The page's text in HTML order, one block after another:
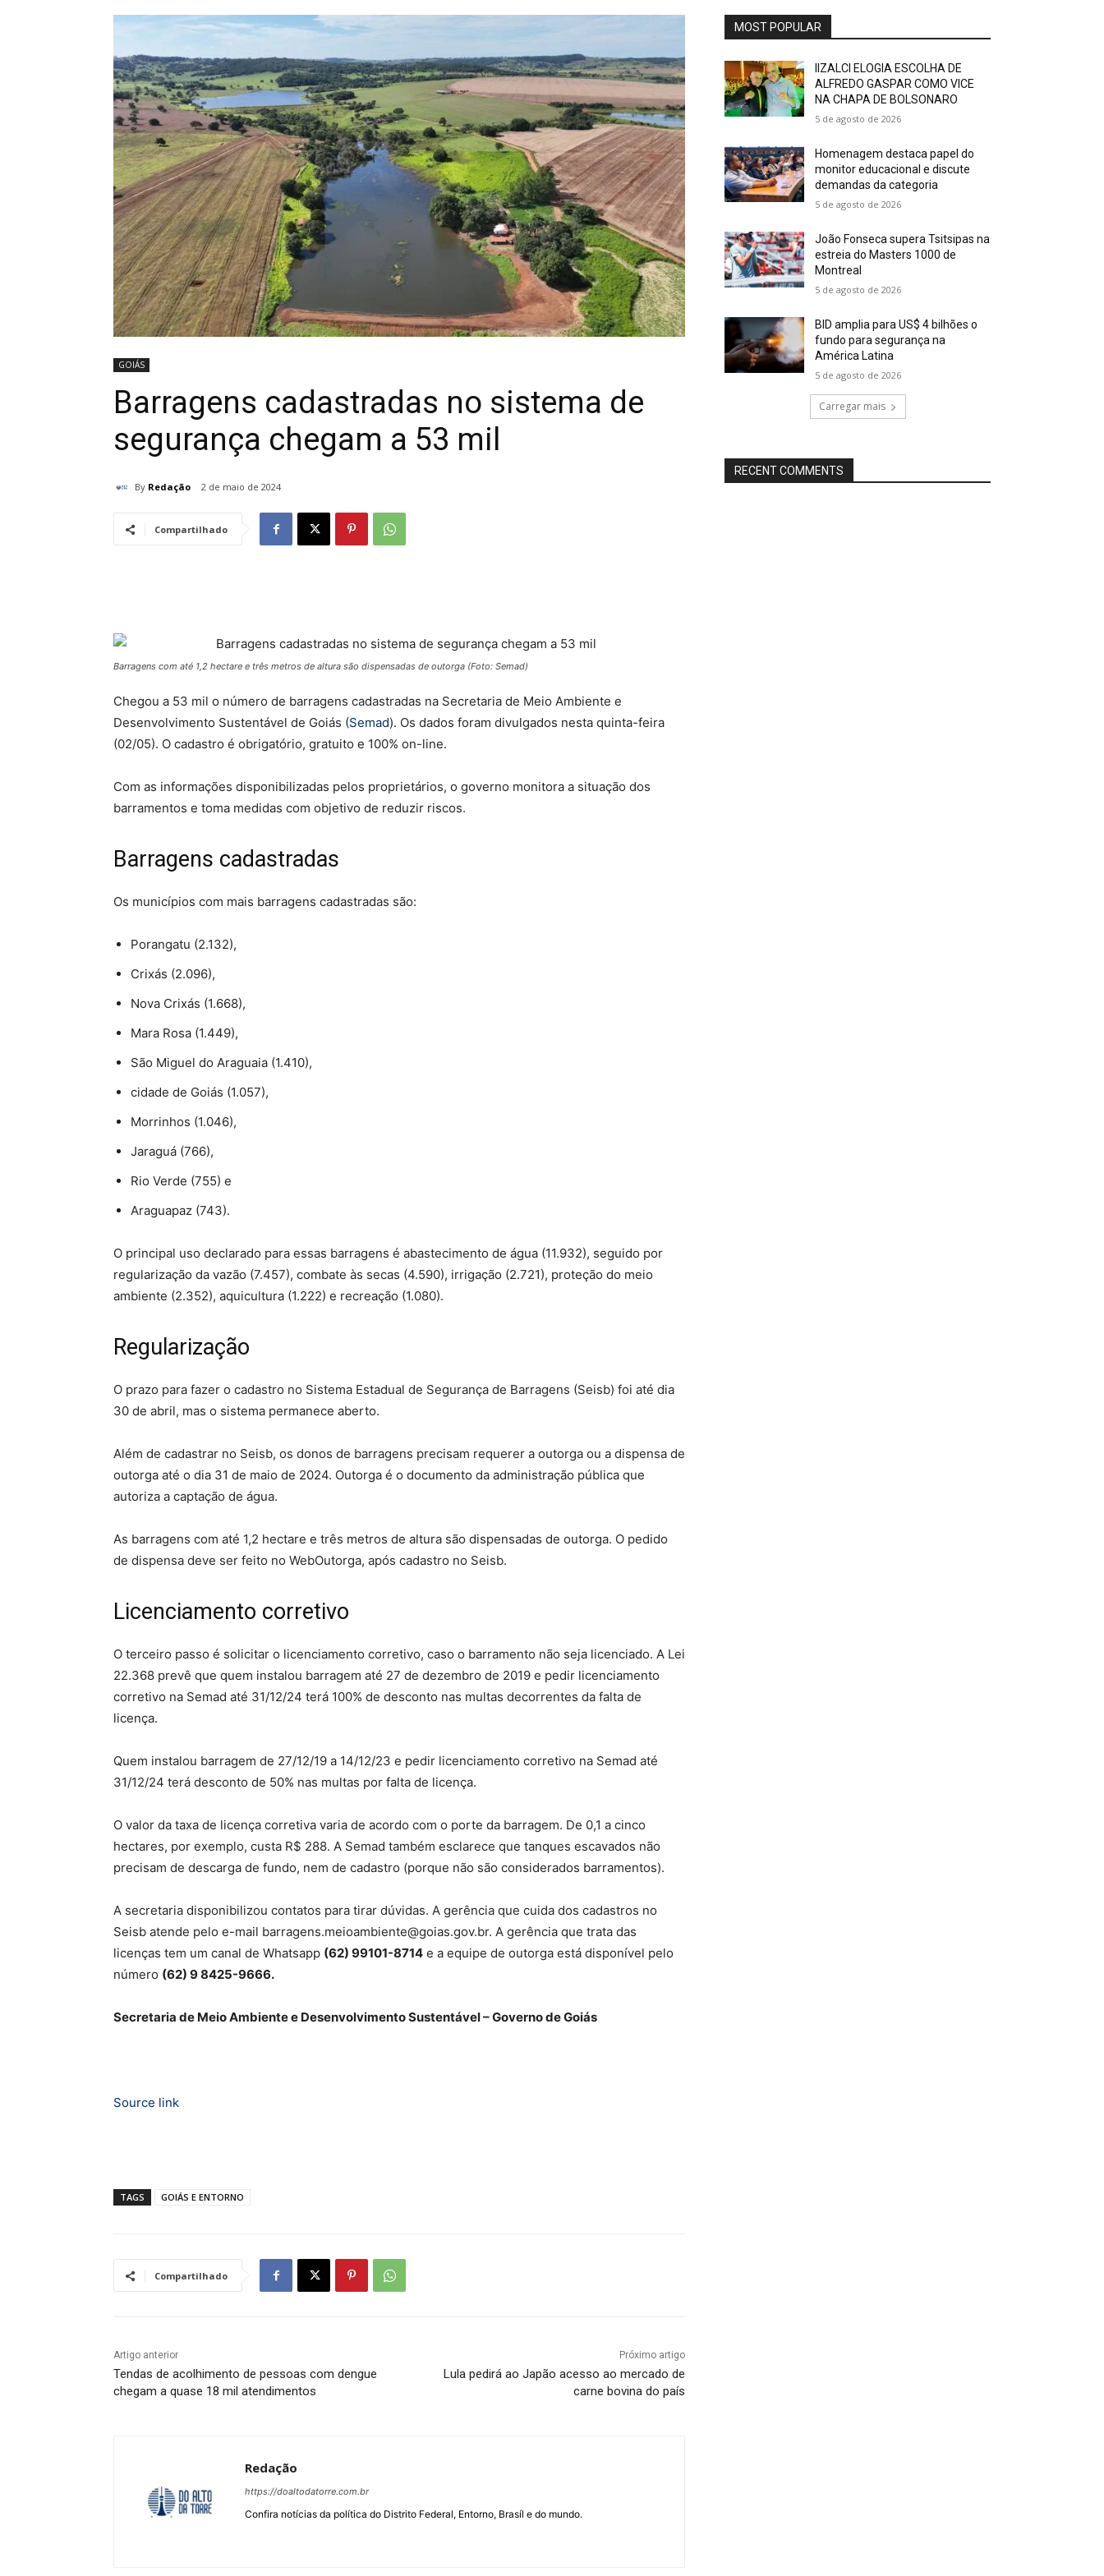
GOIÁS
Barragens cadastradas no sistema de
segurança chegam a 53 mil
By Redação 2 de maio de 2024
Compartilhado
Barragens com até 1,2 hectare e três metros de altura são dispensadas de outorga (Foto: Semad)
Chegou a 53 mil o número de barragens cadastradas na Secretaria de Meio Ambiente e
Desenvolvimento Sustentável de Goiás (Semad). Os dados foram divulgados nesta quinta-feira
(02/05). O cadastro é obrigatório, gratuito e 100% on-line.
Com as informações disponibilizadas pelos proprietários, o governo monitora a situação dos
barramentos e toma medidas com objetivo de reduzir riscos.
Barragens cadastradas
Os municípios com mais barragens cadastradas são:
Porangatu (2.132),
Crixás (2.096),
Nova Crixás (1.668),
Mara Rosa (1.449),
São Miguel do Araguaia (1.410),
cidade de Goiás (1.057),
Morrinhos (1.046),
Jaraguá (766),
Rio Verde (755) e
Araguapaz (743).
O principal uso declarado para essas barragens é abastecimento de água (11.932), seguido por
regularização da vazão (7.457), combate às secas (4.590), irrigação (2.721), proteção do meio
ambiente (2.352), aquicultura (1.222) e recreação (1.080).
Regularização
O prazo para fazer o cadastro no Sistema Estadual de Segurança de Barragens (Seisb) foi até dia
30 de abril, mas o sistema permanece aberto.
Além de cadastrar no Seisb, os donos de barragens precisam requerer a outorga ou a dispensa de
outorga até o dia 31 de maio de 2024. Outorga é o documento da administração pública que
autoriza a captação de água.
As barragens com até 1,2 hectare e três metros de altura são dispensadas de outorga. O pedido
de dispensa deve ser feito no WebOutorga, após cadastro no Seisb.
Licenciamento corretivo
O terceiro passo é solicitar o licenciamento corretivo, caso o barramento não seja licenciado. A Lei
22.368 prevê que quem instalou barragem até 27 de dezembro de 2019 e pedir licenciamento
corretivo na Semad até 31/12/24 terá 100% de desconto nas multas decorrentes da falta de
licença.
Quem instalou barragem de 27/12/19 a 14/12/23 e pedir licenciamento corretivo na Semad até
31/12/24 terá desconto de 50% nas multas por falta de licença.
O valor da taxa de licença corretiva varia de acordo com o porte da barragem. De 0,1 a cinco
hectares, por exemplo, custa R$ 288. A Semad também esclarece que tanques escavados não
precisam de descarga de fundo, nem de cadastro (porque não são considerados barramentos).
A secretaria disponibilizou contatos para tirar dúvidas. A gerência que cuida dos cadastros no
Seisb atende pelo e-mail barragens.meioambiente@goias.gov.br. A gerência que trata das
licenças tem um canal de Whatsapp (62) 99101-8714 e a equipe de outorga está disponível pelo
número (62) 9 8425-9666.
Secretaria de Meio Ambiente e Desenvolvimento Sustentável – Governo de Goiás
Source link
TAGS GOIÁS E ENTORNO
Compartilhado
Artigo anterior
Tendas de acolhimento de pessoas com dengue
chegam a quase 18 mil atendimentos
Próximo artigo
Lula pedirá ao Japão acesso ao mercado de
carne bovina do país
Redação
https://doaltodatorre.com.br
Confira notícias da política do Distrito Federal, Entorno, Brasíl e do mundo.
MOST POPULAR
IIZALCI ELOGIA ESCOLHA DE
ALFREDO GASPAR COMO VICE
NA CHAPA DE BOLSONARO
5 de agosto de 2026
Homenagem destaca papel do
monitor educacional e discute
demandas da categoria
5 de agosto de 2026
João Fonseca supera Tsitsipas na
estreia do Masters 1000 de
Montreal
5 de agosto de 2026
BID amplia para US$ 4 bilhões o
fundo para segurança na
América Latina
5 de agosto de 2026
Carregar mais
RECENT COMMENTS